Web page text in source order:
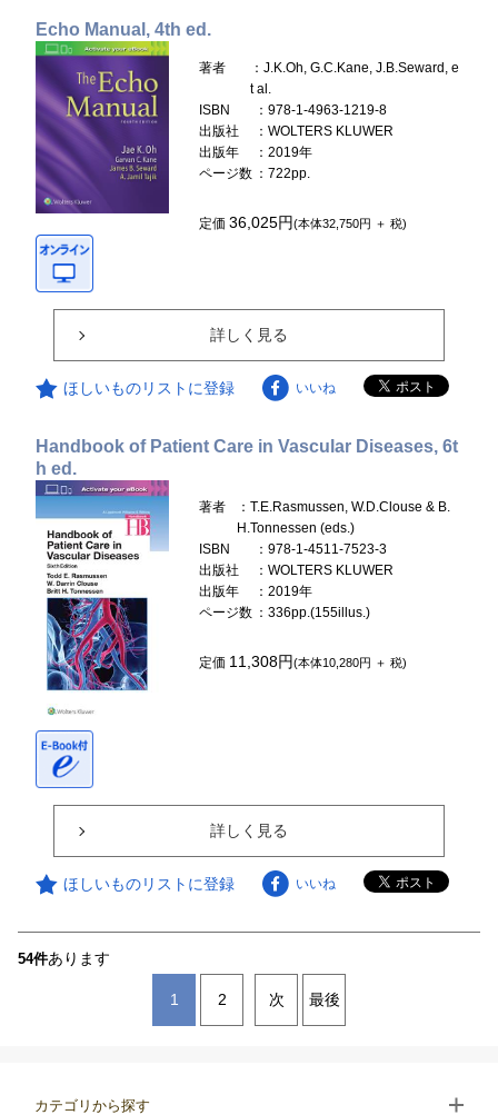
Echo Manual, 4th ed.
著者
：J.K.Oh, G.C.Kane, J.B.Seward, e
t al.
ISBN
：978-1-4963-1219-8
出版社
：WOLTERS KLUWER
出版年
：2019年
ページ数 ：722pp.
定価36,025円(本体32,750円 ＋ 税)
詳しく見る
ほしいものリストに登録 いいね
Handbook of Patient Care in Vascular Diseases, 6t
h ed.
著者
：T.E.Rasmussen, W.D.Clouse & B.
H.Tonnessen (eds.)
ISBN
：978-1-4511-7523-3
出版社
：WOLTERS KLUWER
出版年
：2019年
ページ数 ：336pp.(155illus.)
定価 11,308円(本体10,280円 ＋ 税)
詳しく見る
ほしいものリストに登録 いいね
54件あります
1 2 次 最後
カテゴリから探す